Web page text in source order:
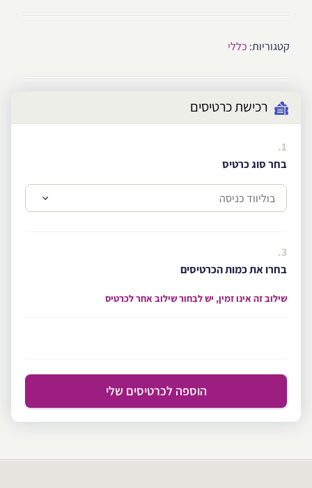
קטגוריות: כללי
רכישת כרטיסים
1.
בחר סוג כרטיס
3.
בחרו את כמות הכרטיסים
שילוב זה אינו זמין, יש לבחור שילוב אחר לכרטיס
הוספה לכרטיסים שלי